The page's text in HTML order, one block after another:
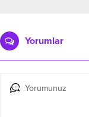
Yorumlar